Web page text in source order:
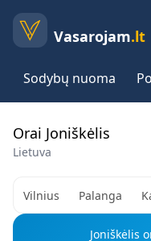
Vasarojam.lt
Sodybų nuoma
Orai Joniškėlis
Lietuva
Vilnius Palanga
Joniškėlis